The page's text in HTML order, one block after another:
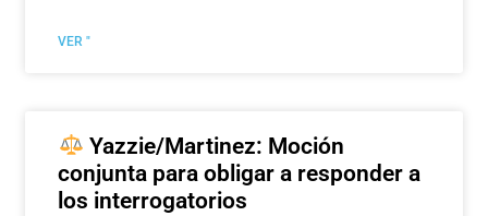
VER "
Yazzie/Martinez: Moción
conjunta para obligar a responder a
los interrogatorios